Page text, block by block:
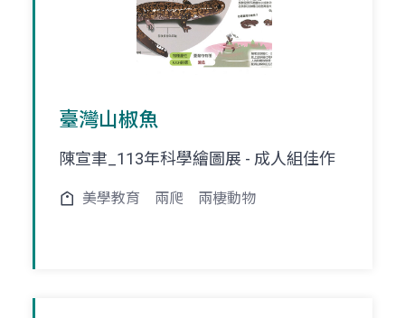
臺灣山椒魚
陳宣聿_113年科學繪圖展 - 成人組佳作
美學教育 兩爬 兩棲動物